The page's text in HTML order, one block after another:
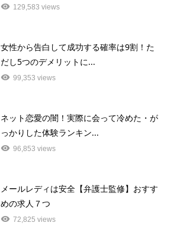
129,583 views
女性から告白して成功する確率は9割！た
だし5つのデメリットに...
99,353 views
ネット恋愛の闇！実際に会って冷めた・が
っかりした体験ランキン...
96,853 views
メールレディは安全【弁護士監修】おすす
めの求人７つ
72,825 views